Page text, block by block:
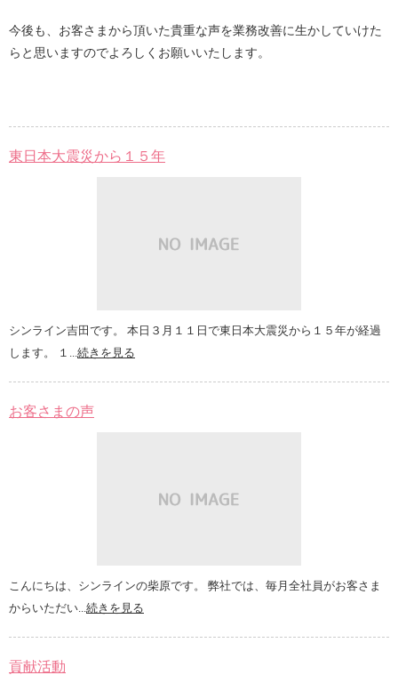
今後も、お客さまから頂いた貴重な声を業務改善に生かしていけた
らと思いますのでよろしくお願いいたします。
東日本大震災から１５年
シンライン吉田です。 本日３月１１日で東日本大震災から１５年が経過
します。 １... 続きを見る
お客さまの声
こんにちは、シンラインの柴原です。 弊社では、毎月全社員がお客さま
からいただい... 続きを見る
貢献活動